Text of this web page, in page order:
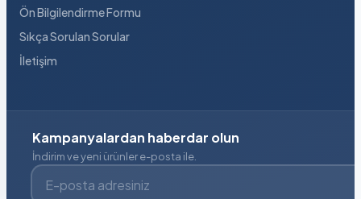
Ön Bilgilendirme Formu
Sıkça Sorulan Sorular
İletişim
Kampanyalardan haberdar olun
İndirim ve yeni ürünler e-posta ile.
E-posta adresiniz